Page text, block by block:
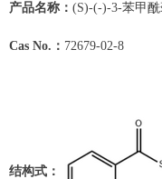
产品名称： (S)-(-)-3-苯甲
Cas No.： 72679-02-8
结构式：